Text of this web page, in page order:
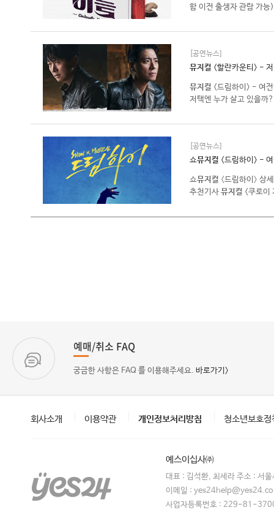
함 이전 출생자 관람 가
[공연뉴스]
뮤지컬 <할란카운티> -
뮤지컬 <드림하이> - 여
저택엔 누가 살고 있을까
[공연뉴스]
쇼뮤지컬 <드림하이> -
쇼뮤지컬 〈드림하이〉 상
추천기사 뮤지컬 <쿠로이
예매/취소 FAQ
궁금한 사항은 FAQ 를 이용해주세요. 바로가기>
회사소개 이용약관 개인정보처리방침 청소년보호정
예스이십사㈜
대표 : 김석환, 최세라 주소 : 서
이메일 :
사업자등록번호 : 229-81-